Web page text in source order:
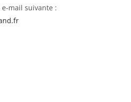
e-mail suivante :